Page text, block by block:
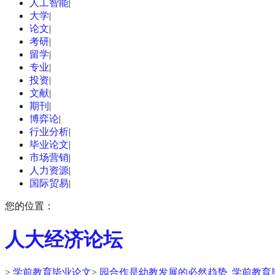
人工智能
大学|
论文|
考研|
留学|
专业|
投资|
文献|
期刊 |
博弈论|
行业分析|
毕业论文|
市场营销|
人力资源|
国际贸易|
您的位置：
人大经济论坛
> 学前教育毕业论文> 园合作是幼教发展的必然趋势_学前教育